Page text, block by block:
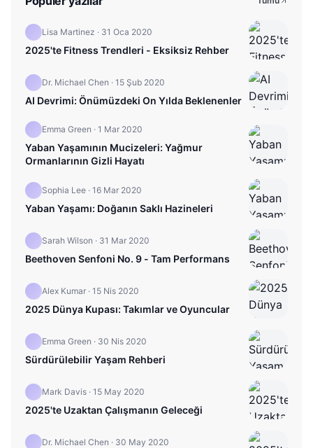
Lisa Martinez · 31 Oca 2020
2025'te Fitness Trendleri - Eksiksiz Rehber
Dr. Michael Chen · 15 Şub 2020
AI Devrimi: Önümüzdeki On Yılda Beklenenler
Emma Green · 1 Mar 2020
Yaban Yaşamının Mucizeleri: Yağmur
Ormanlarının Gizli Hayatı
Sophia Lee · 16 Mar 2020
Yaban Yaşamı: Doğanın Saklı Hazineleri
Sarah Wilson · 31 Mar 2020
Beethoven Senfoni No. 9 - Tam Performans
Alex Kumar · 15 Nis 2020
2025 Dünya Kupası: Takımlar ve Oyuncular
Emma Green · 30 Nis 2020
Sürdürülebilir Yaşam Rehberi
Mark Davis · 15 May 2020
2025'te Uzaktan Çalışmanın Geleceği
Dr. Michael Chen · 30 May 2020